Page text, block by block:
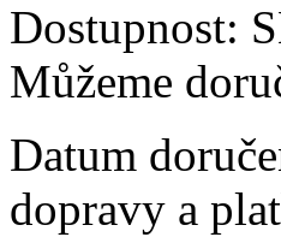
Dostupnost:
Můžeme
Datum
dopravy a